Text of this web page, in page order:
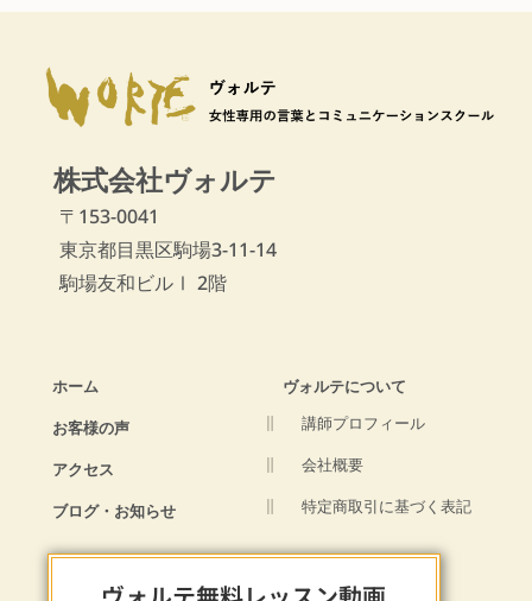
株式会社ヴォルテ
〒153-0041
東京都目黒区駒場3-11-14
駒場友和ビルⅠ 2階
ホーム
お客様の声
アクセス
ブログ・お知らせ
ヴォルテについて
講師プロフィール
会社概要
特定商取引に基づく表記